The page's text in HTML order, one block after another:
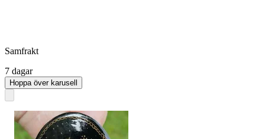
Samfrakt
7 dagar
Hoppa över karusell